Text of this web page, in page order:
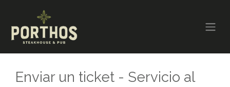
Enviar un ticket - Servicio al